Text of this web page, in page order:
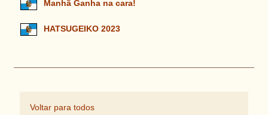
Manhã Ganha na cara!
HATSUGEIKO 2023
Voltar para todos